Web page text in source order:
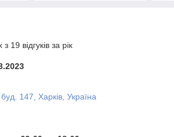
19 відгуків за рік
147, Харків, Україна